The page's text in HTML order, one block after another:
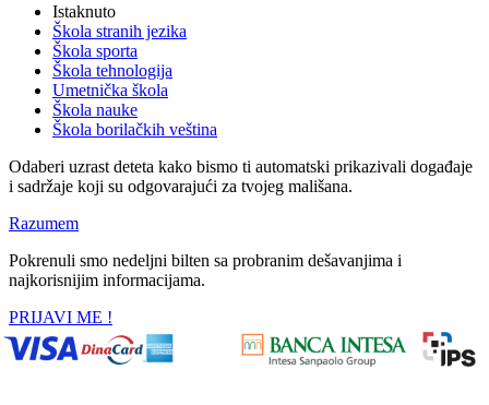
Istaknuto
Škola stranih jezika
Škola sporta
Škola tehnologija
Umetnička škola
Škola nauke
Škola borilačkih veština
Odaberi uzrast deteta kako bismo ti automatski prikazivali događaje
i sadržaje koji su odgovarajući za tvojeg mališana.
Razumem
Pokrenuli smo nedeljni bilten sa probranim dešavanjima i
najkorisnijim informacijama.
PRIJAVI ME !